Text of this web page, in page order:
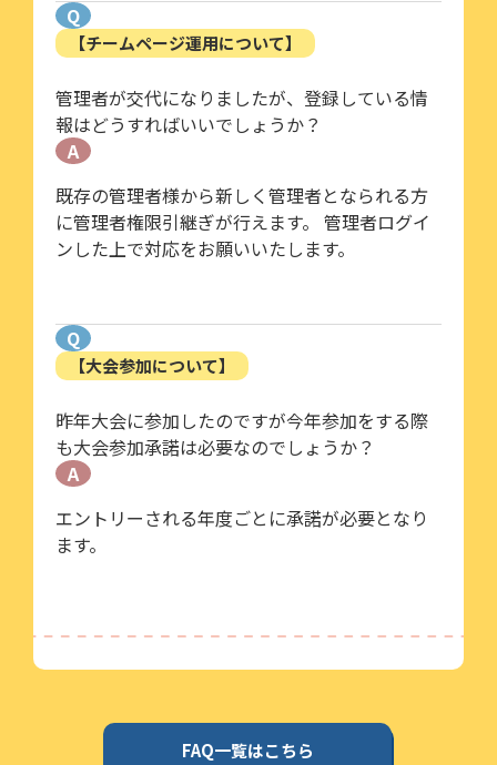
Q
【チームページ運用について】
管理者が交代になりましたが、登録している情
報はどうすればいいでしょうか？
A
既存の管理者様から新しく管理者となられる方
に管理者権限引継ぎが行えます。 管理者ログイ
ンした上で対応をお願いいたします。
Q
【大会参加について】
昨年大会に参加したのですが今年参加をする際
も大会参加承諾は必要なのでしょうか？
A
エントリーされる年度ごとに承諾が必要となり
ます。
FAQ一覧はこちら